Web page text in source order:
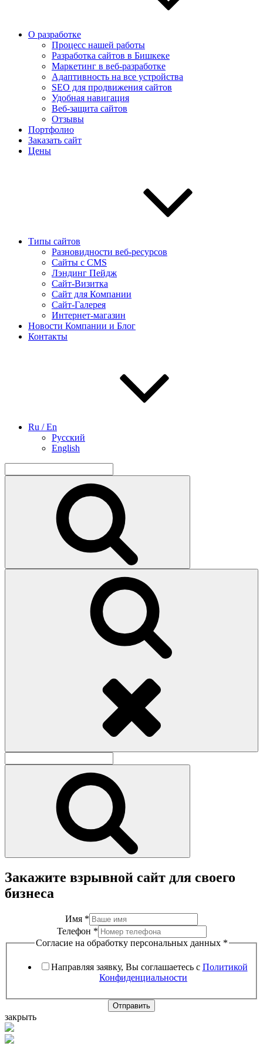
О разработке
Процесс нашей работы
Разработка сайтов в Бишкеке
Маркетинг в веб-разработке
Адаптивность на все устройства
SEO для продвижения сайтов
Удобная навигация
Веб-защита сайтов
Отзывы
Портфолио
Заказать сайт
Цены
Типы сайтов
Разновидности веб-ресурсов
Сайты с CMS
Лэндинг Пейдж
Сайт-Визитка
Сайт для Компании
Сайт-Галерея
Интернет-магазин
Новости Компании и Блог
Контакты
Ru / En
Русский
English
Закажите взрывной сайт для своего
бизнеса
Имя *
Телефон *
Согласие на обработку персональных данных *
Направляя заявку, Вы соглашаетесь с Политикой
Конфиденциальности
Отправить
закрыть